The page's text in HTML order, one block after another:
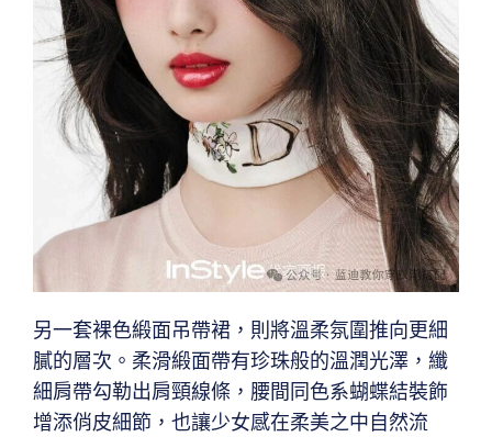
另一套裸色緞面吊帶裙，則將溫柔氛圍推向更細
膩的層次。柔滑緞面帶有珍珠般的溫潤光澤，纖
細肩帶勾勒出肩頸線條，腰間同色系蝴蝶結裝飾
增添俏皮細節，也讓少女感在柔美之中自然流